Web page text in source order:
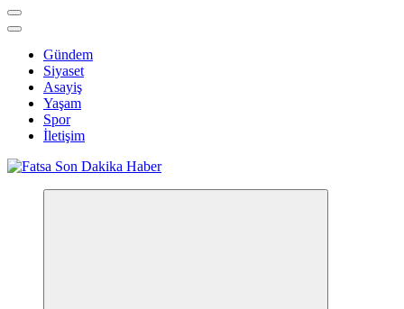
Gündem
Siyaset
Asayiş
Yaşam
Spor
İletişim